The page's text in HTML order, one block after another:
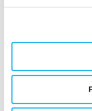
vždy jisti, že data
Vysoká účinnost
nároků až o 55:1,
Rychlá a spolehlivá
dat s minimální
například zamknutí